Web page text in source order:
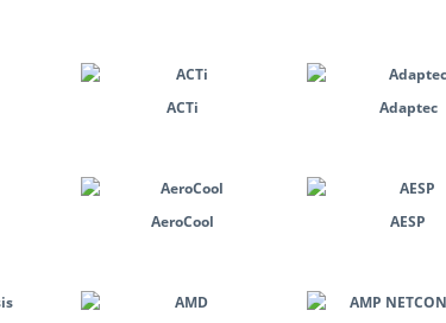
ACTi Adaptec
AeroCool AESP